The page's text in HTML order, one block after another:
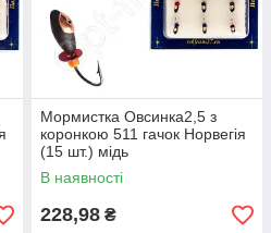
Мормистка Овсинка2,5 з
коронкою 511 гачок Норвегія
(15 шт.) мідь
В наявності
228,98 ₴